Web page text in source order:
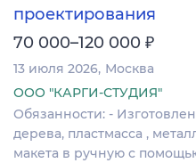
проектирования
70 000–120 000 ₽
13 июля 2026 Москва
ООО "КАРГИ-СТУДИЯ"
Обязанности: -
дерева, пластмасса ,
макета в ручную с